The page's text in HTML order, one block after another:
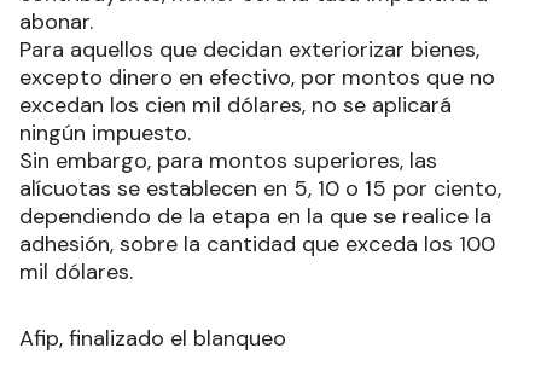
abonar.
Para aquellos que decidan exteriorizar bienes,
excepto dinero en efectivo, por montos que no
excedan los cien mil dólares, no se aplicará
ningún impuesto.
Sin embargo, para montos superiores, las
alícuotas se establecen en 5, 10 o 15 por ciento,
dependiendo de la etapa en la que se realice la
adhesión, sobre la cantidad que exceda los 100
mil dólares.
Afip, finalizado el blanqueo